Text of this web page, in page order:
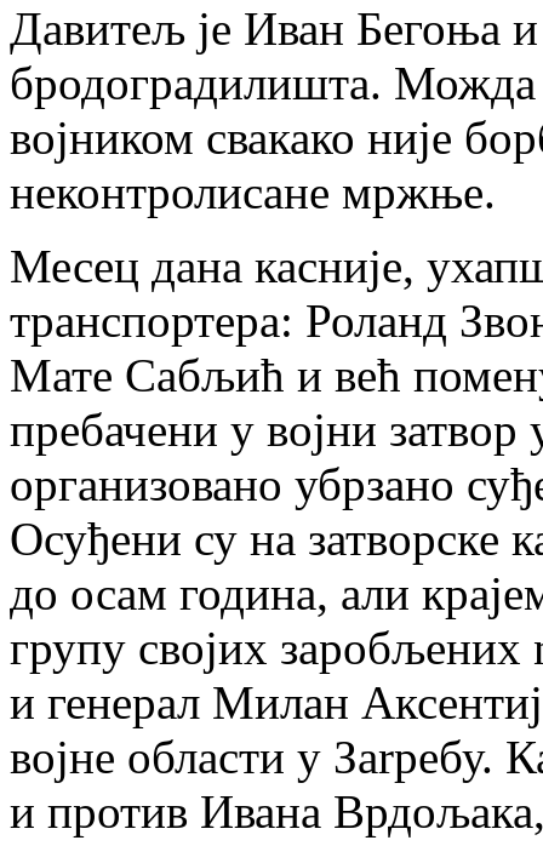
Давитељ је Иван Бегоња
бродоградилишта. Можда
војником свакако није
неконтролисане мржње.
Месец дана касније,
транспортера: Роланд
Мате Сабљић и већ
пребачени у војни затвор
организовано убрзано
Осуђени су на затворске
до осам година, али
групу својих заробљених
и генерал Милан
војне области у Заrребу.
и против Ивана